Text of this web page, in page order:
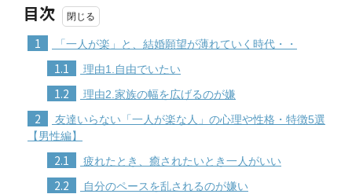
目次
1 「一人が楽」と、結婚願望が薄れていく時代・・
1.1 理由1.自由でいたい
1.2 理由2.家族の幅を広げるのが嫌
2
友達いらない「一人が楽な人」の心理や性格・特徴5選
【男性編】
2.1 疲れたとき、癒されたいとき一人がいい
2.2 自分のペースを乱されるのが嫌い